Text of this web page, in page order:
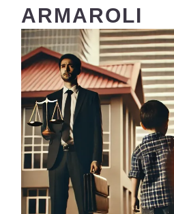
ARMAROLI